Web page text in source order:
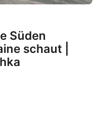
Süden
schaut |